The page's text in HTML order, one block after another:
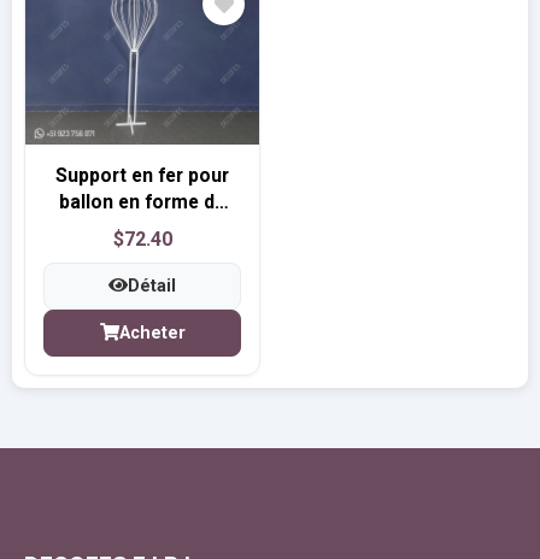
Support en fer pour
ballon en forme de
montgolfière
$72.40
Détail
Acheter